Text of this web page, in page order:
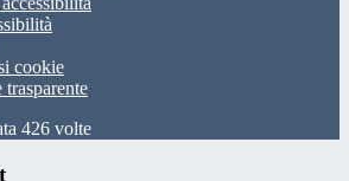
cookie
426 volte